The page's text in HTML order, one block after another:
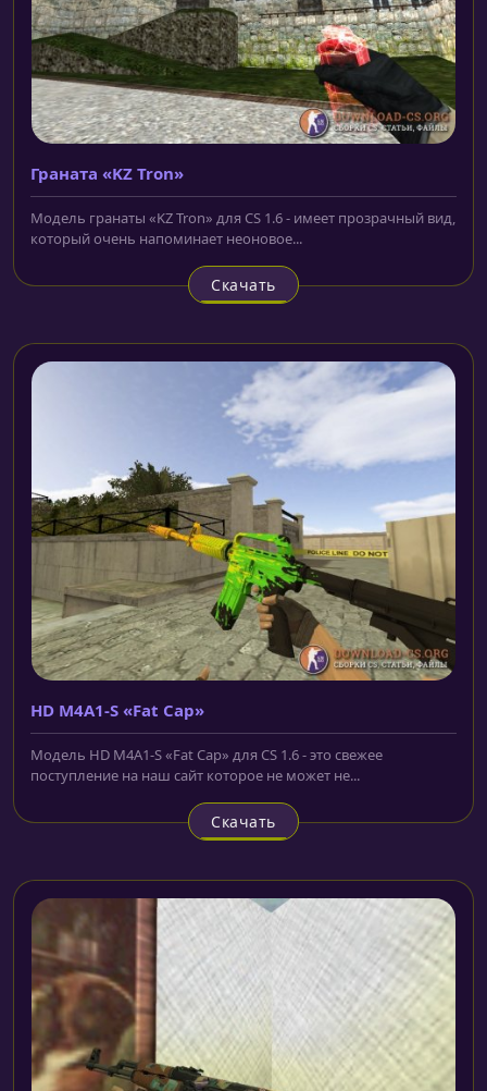
Граната «KZ Tron»
Модель гранаты «KZ Tron» для CS 1.6 - имеет прозрачный вид,
который очень напоминает неоновое...
Скачать
HD M4A1-S «Fat Cap»
Модель HD M4A1-S «Fat Cap» для CS 1.6 - это свежее
поступление на наш сайт которое не может не...
Скачать